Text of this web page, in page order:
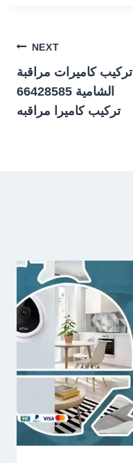
NEXT
تركيب كاميرات مراقبة
الشامية 66428585
تركيب كاميرا مراقبه